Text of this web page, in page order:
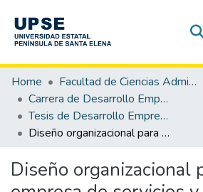
Communities & Collections
All of DSpace
Statistics
Home
Facultad de Ciencias Administrativas
Carrera de Desarrollo Empresarial
Tesis de Desarrollo Empresarial
Diseño organizacional para la empresa de servicios y mantenimiento de yates y veleros Romapro Shipping Agent del cantón La Libertad, año 2014
Diseño organizacional